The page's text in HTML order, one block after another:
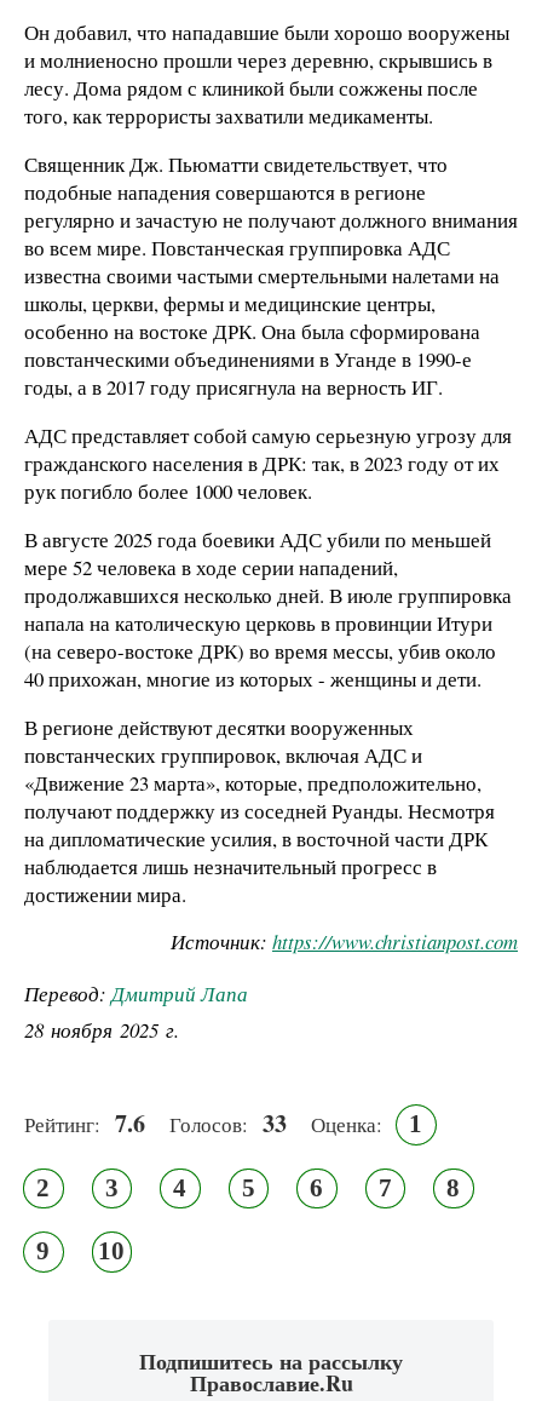
Он добавил, что нападавшие были хорошо вооружены
и молниеносно прошли через деревню, скрывшись в
лесу. Дома рядом с клиникой были сожжены после
того, как террористы захватили медикаменты.
Священник Дж. Пьюматти свидетельствует, что
подобные нападения совершаются в регионе
регулярно и зачастую не получают должного внимания
во всем мире. Повстанческая группировка АДС
известна своими частыми смертельными налетами на
школы, церкви, фермы и медицинские центры,
особенно на востоке ДРК. Она была сформирована
повстанческими объединениями в Уганде в 1990-е
годы, а в 2017 году присягнула на верность ИГ.
АДС представляет собой самую серьезную угрозу для
гражданского населения в ДРК: так, в 2023 году от их
рук погибло более 1000 человек.
В августе 2025 года боевики АДС убили по меньшей
мере 52 человека в ходе серии нападений,
продолжавшихся несколько дней. В июле группировка
напала на католическую церковь в провинции Итури
(на северо-востоке ДРК) во время мессы, убив около
40 прихожан, многие из которых - женщины и дети.
В регионе действуют десятки вооруженных
повстанческих группировок, включая АДС и
«Движение 23 марта», которые, предположительно,
получают поддержку из соседней Руанды. Несмотря
на дипломатические усилия, в восточной части ДРК
наблюдается лишь незначительный прогресс в
достижении мира.
Источник: https://www.christianpost.com
Перевод:Дмитрий Лапа
28 ноября 2025 г.
Рейтинг: 7.6 Голосов: 33 Оценка: 1
2 3 4 5 6 7 8
9 10
Подпишитесь на рассылку
Православие.Ru